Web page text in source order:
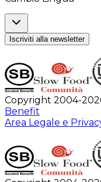
Iscriviti alla newsletter
Copyright 2004-
Benefit
Area Legale e